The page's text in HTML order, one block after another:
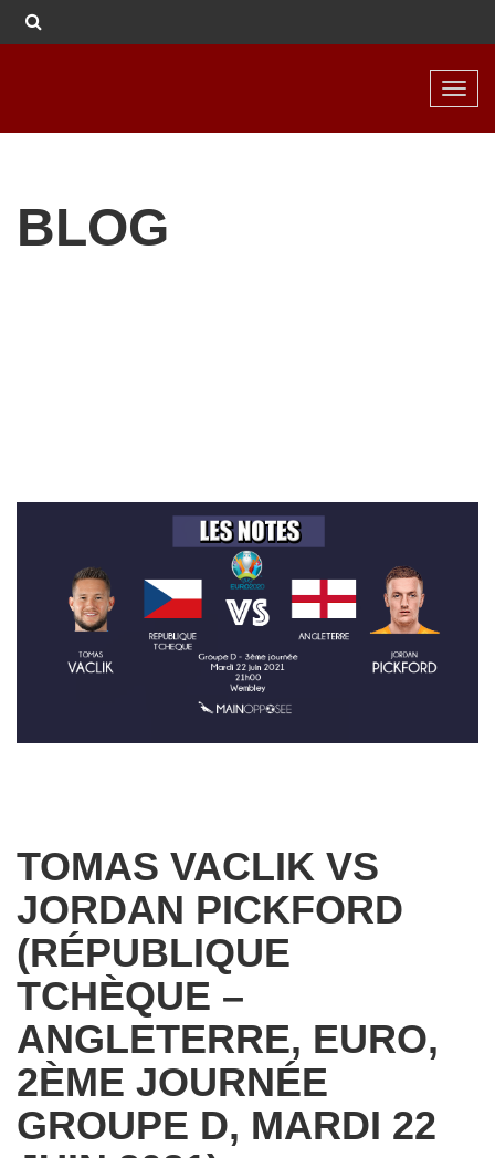
BLOG
TOMAS VACLIK VS
JORDAN PICKFORD
(RÉPUBLIQUE
TCHÈQUE –
ANGLETERRE, EURO,
2ÈME JOURNÉE
GROUPE D, MARDI 22